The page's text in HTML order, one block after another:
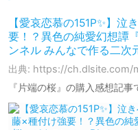
【愛哀恋慕の151P✨】
要！？異色の純愛幻想譚
ンネル みんなで作る二次
出典: https://ch.dlsite.com/
『片端の桜』の購入感想記事